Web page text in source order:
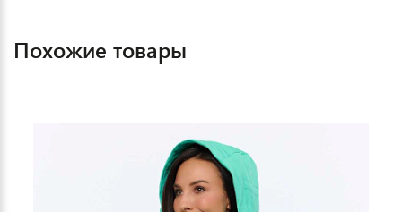
Похожие товары